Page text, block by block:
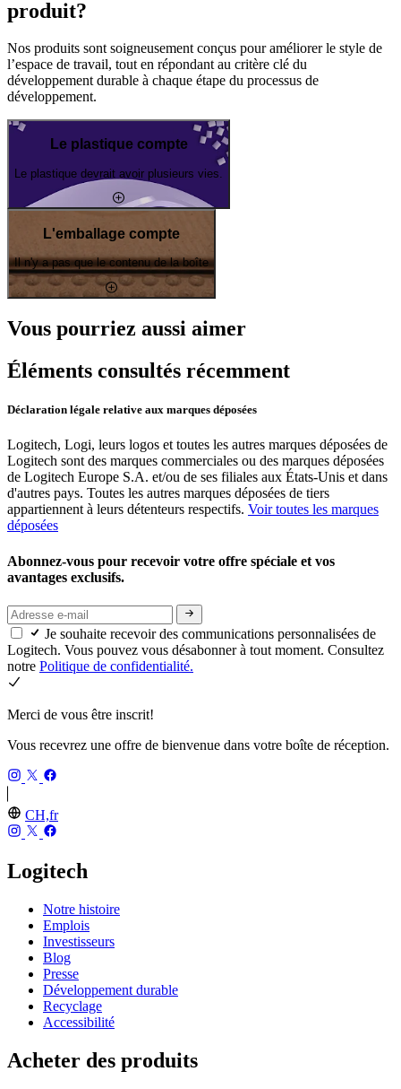
produit?
Nos produits sont soigneusement conçus pour améliorer le style de
l’espace de travail, tout en répondant au critère clé du
développement durable à chaque étape du processus de
développement.
Le plastique compte
Le plastique devrait avoir plusieurs vies.
L'emballage compte
Il n'y a pas que le contenu de la boîte
Vous pourriez aussi aimer
Éléments consultés récemment
Déclaration légale relative aux marques déposées
Logitech, Logi, leurs logos et toutes les autres marques déposées de
Logitech sont des marques commerciales ou des marques déposées
de Logitech Europe S.A. et/ou de ses filiales aux États-Unis et dans
d'autres pays. Toutes les autres marques déposées de tiers
appartiennent à leurs détenteurs respectifs. Voir toutes les marques
déposées
Abonnez-vous pour recevoir votre offre spéciale et vos
avantages exclusifs.
Je souhaite recevoir des communications personnalisées de
Logitech. Vous pouvez vous désabonner à tout moment. Consultez
notre Politique de confidentialité.
Merci de vous être inscrit!
Vous recevrez une offre de bienvenue dans votre boîte de réception.
CH,fr
Logitech
Notre histoire
Emplois
Investisseurs
Blog
Presse
Développement durable
Recyclage
Accessibilité
Acheter des produits